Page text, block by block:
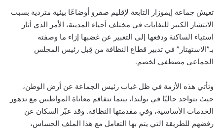
تعيش جماعة إيموزار التابعة لإقليم صفرو أوضاعًا بيئية متردية بسبب
الانتشار الكبير للنفايات في مختلف أحياء المدينة، الأمر الذي أثار
استياء الساكنة ودفعها إلى التعبير عن غضبها إزاء ما وصفته
بـ”الاستهتار” في تدبير قطاع النظافة من قِبل رئيس المجلس
الجماعي مصطفى لخصم.
وتأتي هذه الأزمة في ظل غياب رئيس الجماعة عن أرض الوطن،
حيث يتواجد حاليًا في بولندا، بينما تتفاقم معاناة المواطنين مع تدهور
الخدمات الأساسية، وفي مقدمتها النظافة. وقد عبّر السكان عن
رفضهم للطريقة التي يتم بها التعامل مع هذا الملف الحساس،